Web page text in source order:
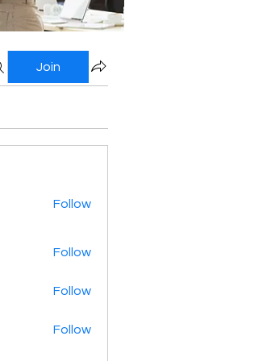
Join
Follow
Follow
Follow
Follow